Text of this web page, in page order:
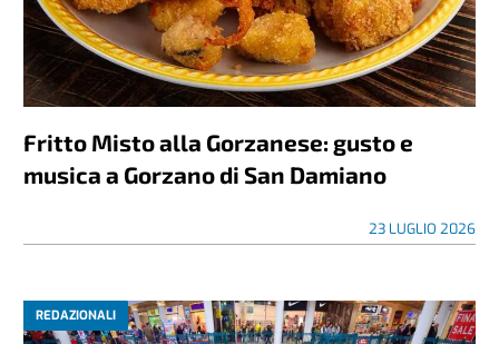
Fritto Misto alla Gorzanese: gusto e
musica a Gorzano di San Damiano
23 LUGLIO 2026
REDAZIONALI